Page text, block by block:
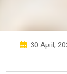
30 April,